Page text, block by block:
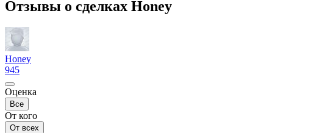
Отзывы о сделках Honey
Honey
945
Оценка
Все
От кого
От всех